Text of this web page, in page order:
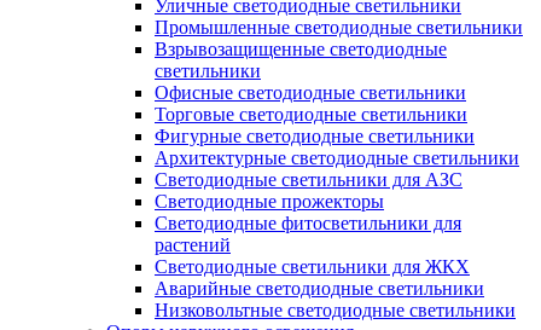
Уличные светодиодные светильники
Промышленные светодиодные светильники
Взрывозащищенные светодиодные
светильники
Офисные светодиодные светильники
Торговые светодиодные светильники
Фигурные светодиодные светильники
Архитектурные светодиодные светильники
Светодиодные светильники для АЗС
Светодиодные прожекторы
Светодиодные фитосветильники для
растений
Светодиодные светильники для ЖКХ
Аварийные светодиодные светильники
Низковольтные светодиодные светильники